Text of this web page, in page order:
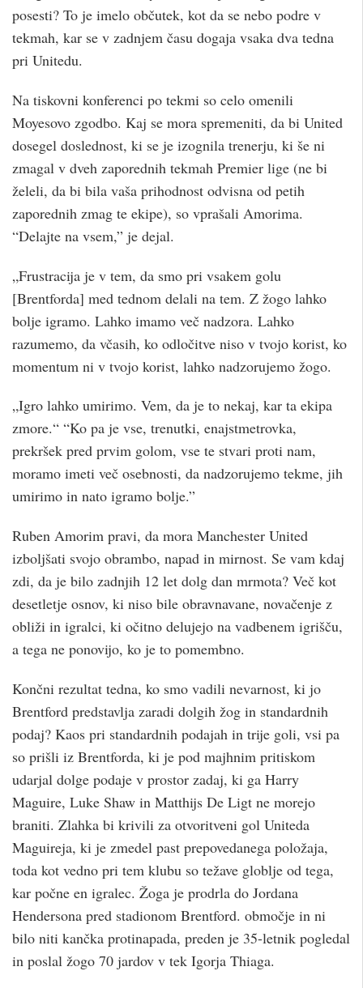
posesti? To je imelo občutek, kot da se nebo podre v
tekmah, kar se v zadnjem času dogaja vsaka dva tedna
pri Unitedu.
Na tiskovni konferenci po tekmi so celo omenili
Moyesovo zgodbo. Kaj se mora spremeniti, da bi United
dosegel doslednost, ki se je izognila trenerju, ki še ni
zmagal v dveh zaporednih tekmah Premier lige (ne bi
želeli, da bi bila vaša prihodnost odvisna od petih
zaporednih zmag te ekipe), so vprašali Amorima.
“Delajte na vsem,” je dejal.
„Frustracija je v tem, da smo pri vsakem golu
[Brentforda] med tednom delali na tem. Z žogo lahko
bolje igramo. Lahko imamo več nadzora. Lahko
razumemo, da včasih, ko odločitve niso v tvojo korist, ko
momentum ni v tvojo korist, lahko nadzorujemo žogo.
„Igro lahko umirimo. Vem, da je to nekaj, kar ta ekipa
zmore.“ “Ko pa je vse, trenutki, enajstmetrovka,
prekršek pred prvim golom, vse te stvari proti nam,
moramo imeti več osebnosti, da nadzorujemo tekme, jih
umirimo in nato igramo bolje.”
Ruben Amorim pravi, da mora Manchester United
izboljšati svojo obrambo, napad in mirnost. Se vam kdaj
zdi, da je bilo zadnjih 12 let dolg dan mrmota? Več kot
desetletje osnov, ki niso bile obravnavane, novačenje z
obliži in igralci, ki očitno delujejo na vadbenem igrišču,
a tega ne ponovijo, ko je to pomembno.
Končni rezultat tedna, ko smo vadili nevarnost, ki jo
Brentford predstavlja zaradi dolgih žog in standardnih
podaj? Kaos pri standardnih podajah in trije goli, vsi pa
so prišli iz Brentforda, ki je pod majhnim pritiskom
udarjal dolge podaje v prostor zadaj, ki ga Harry
Maguire, Luke Shaw in Matthijs De Ligt ne morejo
braniti. Zlahka bi krivili za otvoritveni gol Uniteda
Maguireja, ki je zmedel past prepovedanega položaja,
toda kot vedno pri tem klubu so težave globlje od tega,
kar počne en igralec. Žoga je prodrla do Jordana
Hendersona pred stadionom Brentford. območje in ni
bilo niti kančka protinapada, preden je 35-letnik pogledal
in poslal žogo 70 jardov v tek Igorja Thiaga.